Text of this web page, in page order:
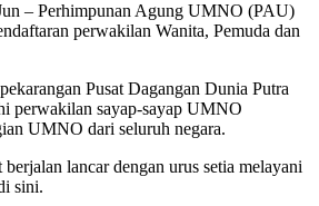
– Perhimpunan Agung UMNO (PAU)
perwakilan Wanita, Pemuda dan
Pusat Dagangan Dunia Putra
perwakilan sayap-sayap UMNO
UMNO dari seluruh negara.
berjalan lancar dengan urus setia melayani
sini.